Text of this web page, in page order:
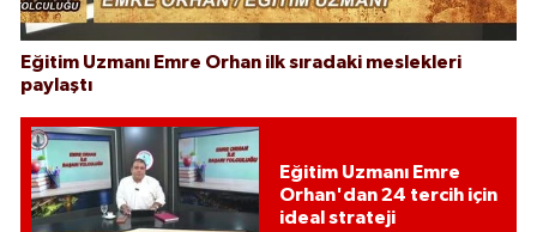
Eğitim Uzmanı Emre Orhan ilk sıradaki meslekleri
paylaştı
Eğitim Uzmanı Emre
Orhan'dan 24 tercih için
ideal strateji